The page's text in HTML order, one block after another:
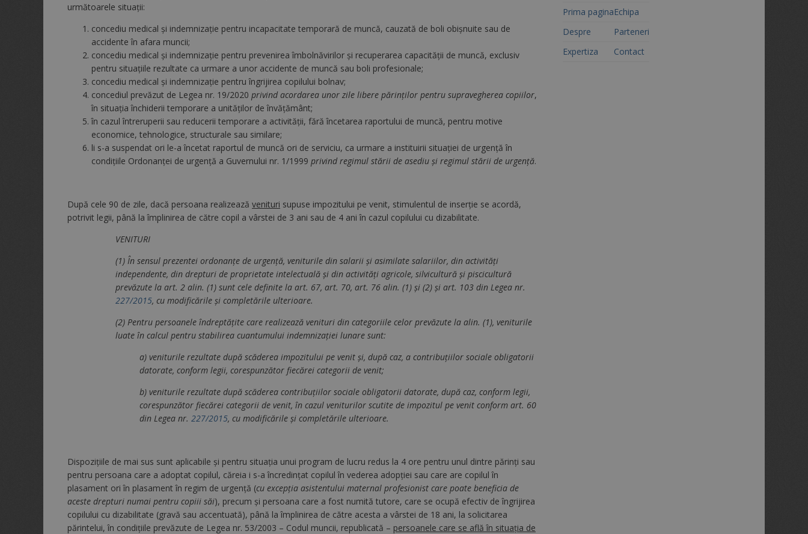
următoarele situații:
concediu medical şi indemnizaţie pentru incapacitate temporară de muncă, cauzată de boli obişnuite sau de
accidente în afara muncii;
concediu medical şi indemnizaţie pentru prevenirea îmbolnăvirilor şi recuperarea capacităţii de muncă, exclusiv
pentru situaţiile rezultate ca urmare a unor accidente de muncă sau boli profesionale;
concediu medical şi indemnizaţie pentru îngrijirea copilului bolnav;
concediul prevăzut de Legea nr. 19/2020 privind acordarea unor zile libere părinţilor pentru supravegherea copiilor,
în situaţia închiderii temporare a unităţilor de învăţământ;
în cazul întreruperii sau reducerii temporare a activităţii, fără încetarea raportului de muncă, pentru motive
economice, tehnologice, structurale sau similare;
li s-a suspendat ori le-a încetat raportul de muncă ori de serviciu, ca urmare a instituirii situaţiei de urgenţă în
condiţiile Ordonanţei de urgenţă a Guvernului nr. 1/1999 privind regimul stării de asediu şi regimul stării de urgenţă.
După cele 90 de zile, dacă persoana realizează venituri supuse impozitului pe venit, stimulentul de inserţie se acordă,
potrivit legii, până la împlinirea de către copil a vârstei de 3 ani sau de 4 ani în cazul copilului cu dizabilitate.
VENITURI
(1) În sensul prezentei ordonanţe de urgenţă, veniturile din salarii şi asimilate salariilor, din activităţi
independente, din drepturi de proprietate intelectuală şi din activităţi agricole, silvicultură şi piscicultură
prevăzute la art. 2 alin. (1) sunt cele definite la art. 67, art. 70, art. 76 alin. (1) şi (2) şi art. 103 din Legea nr.
227/2015, cu modificările şi completările ulterioare.
(2) Pentru persoanele îndreptăţite care realizează venituri din categoriile celor prevăzute la alin. (1), veniturile
luate în calcul pentru stabilirea cuantumului indemnizaţiei lunare sunt:
a) veniturile rezultate după scăderea impozitului pe venit şi, după caz, a contribuţiilor sociale obligatorii
datorate, conform legii, corespunzător fiecărei categorii de venit;
b) veniturile rezultate după scăderea contribuţiilor sociale obligatorii datorate, după caz, conform legii,
corespunzător fiecărei categorii de venit, în cazul veniturilor scutite de impozitul pe venit conform art. 60
din Legea nr. 227/2015, cu modificările şi completările ulterioare.
Dispozițiile de mai sus sunt aplicabile și pentru situația unui program de lucru redus la 4 ore pentru unul dintre părinţi sau
pentru persoana care a adoptat copilul, căreia i s-a încredinţat copilul în vederea adopţiei sau care are copilul în
plasament ori în plasament în regim de urgenţă (cu excepţia asistentului maternal profesionist care poate beneficia de
aceste drepturi numai pentru copiii săi), precum şi persoana care a fost numită tutore, care se ocupă efectiv de îngrijirea
copilului cu dizabilitate (gravă sau accentuată), până la împlinirea de către acesta a vârstei de 18 ani, la solicitarea
părintelui, în condiţiile prevăzute de Legea nr. 53/2003 – Codul muncii, republicată – persoanele care se află în situația de
Prima pagina
Despre
Expertiza
Echipa
Parteneri
Contact